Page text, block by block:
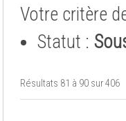
Votre critère
Statut :
Résultats 81 à 90 sur 406